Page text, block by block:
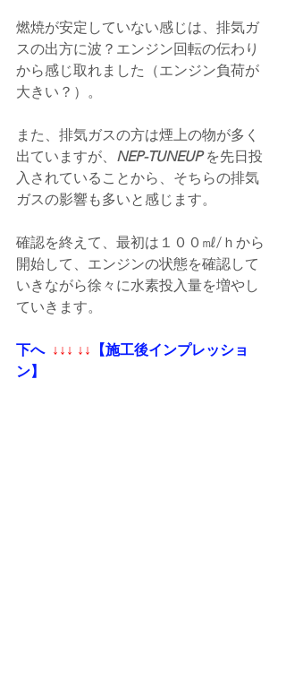
燃焼が安定していない感じは、排気ガ
スの出方に波？エンジン回転の伝わり
から感じ取れました（エンジン負荷が
大きい？）。
また、排気ガスの方は煙上の物が多く
出ていますが、 NEP-TUNEUP を先日投
入されていることから、そちらの排気
ガスの影響も多いと感じます。
確認を終えて、 最初は１００㎖/ｈから
開始して、エンジンの状態を確認して
いきながら徐々に水素投入量を増やし
ていきます。
下へ ↓↓↓ ↓↓
【施工後インプレッショ
ン】